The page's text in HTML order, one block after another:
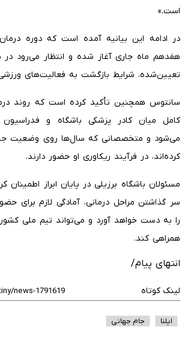
است.»
در ادامه این بیانیه آمده است که دوره درمان
هفدهم ماه جاری آغاز شده و انتظار می‌رود در
تعیین‌شده، شرایط بازگشت به فعالیت‌های ورزشی
سانتوس همچنین تأکید کرده است که روند
کامل میان کادر پزشکی باشگاه و فدراسیون
می‌شود و متخصصانی که سال‌ها روی وضعیت
کرده‌اند، در فرآیند ریکاوری او حضور دارند.
مسئولان باشگاه برزیلی در پایان ابراز اطمینان
را به دست خواهد آورد و می‌تواند تیم ملی
همراهی کند.
انتهای پیام/
لینک کوتاه
ایلنا جام جهانی